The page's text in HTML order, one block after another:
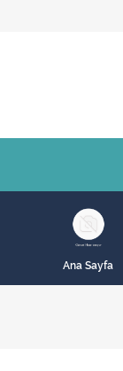
Ana Sayfa